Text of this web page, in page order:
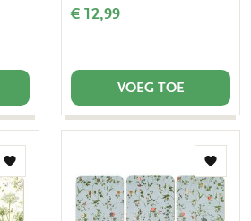
€ 12,99
VOEG TOE
Toevoegen
aan
verlanglijst
aan